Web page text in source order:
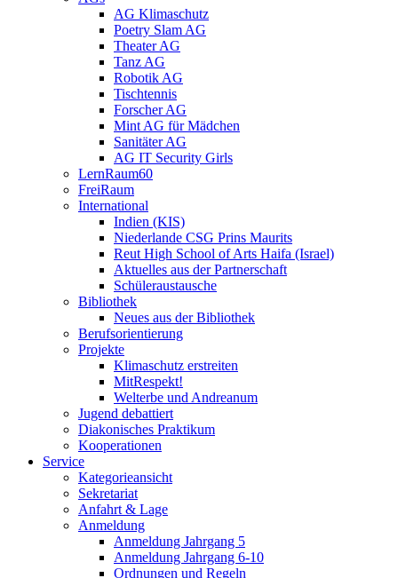
AG Klimaschutz
Poetry Slam AG
Theater AG
Tanz AG
Robotik AG
Tischtennis
Forscher AG
Mint AG für Mädchen
Sanitäter AG
AG IT Security Girls
LernRaum60
FreiRaum
International
Indien (KIS)
Niederlande CSG Prins Maurits
Reut High School of Arts Haifa (Israel)
Aktuelles aus der Partnerschaft
Schüleraustausche
Bibliothek
Neues aus der Bibliothek
Berufsorientierung
Projekte
Klimaschutz erstreiten
MitRespekt!
Welterbe und Andreanum
Jugend debattiert
Diakonisches Praktikum
Kooperationen
Service
Kategorieansicht
Sekretariat
Anfahrt & Lage
Anmeldung
Anmeldung Jahrgang 5
Anmeldung Jahrgang 6-10
Ordnungen und Regeln